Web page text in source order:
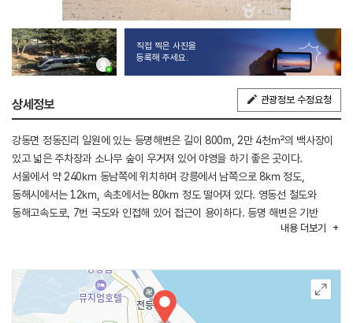
직접 찍은 사진을
등록해 주세요.
상세정보 관광정보 수정요청
강동면 정동진리 일원에 있는 등명해변은 길이 800m, 2만 4천㎡의 백사장이
있고 넓은 주차장과 소나무 숲이 우거져 있어 야영을 하기 좋은 곳이다.
서울에서 약 240㎞ 동남쪽에 위치하며 강릉에서 남쪽으로 8㎞ 정도,
동해시에서는 12㎞, 속초에서는 80㎞ 정도 떨어져 있다. 영동선 철도와
동해고속도로, 7번 국도와 인접해 있어 접근이 용이하다. 등명 해변은 기반
시설이 대체로 양호한 해변으로 산책로 및 상가지역에 보도블록이 시설되어
북쪽으로는 6·25 전적비와 등명락가사 오층 석탑, 탄산 약수터가 있으며
강릉지구 전역을 중계 역할하는 KBS, MBC 송신탑이 설치되어 있어 강릉을
한눈에 바라볼 수 있는 곳이다.
내용 더보기